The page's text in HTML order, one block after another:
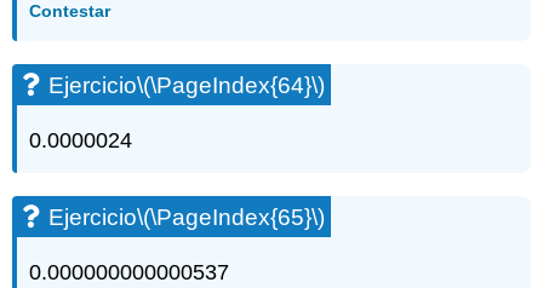
Contestar
Ejercicio\(\PageIndex{64}\)
0.0000024
Ejercicio\(\PageIndex{65}\)
0.000000000000537